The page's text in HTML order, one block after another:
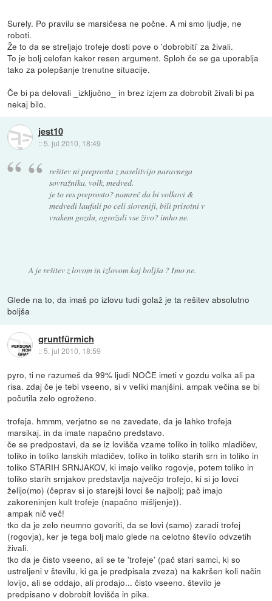
Surely. Po pravilu se marsičesa ne počne. A mi smo ljudje, ne
roboti.
Že to da se streljajo trofeje dosti pove o 'dobrobiti' za živali.
To je bolj celofan kakor resen argument. Sploh če se ga uporablja
tako za polepšanje trenutne situacije.
Če bi pa delovali _izključno_ in brez izjem za dobrobit živali bi pa
nekaj bilo.
jest10
:: 5. jul 2010, 18:49
rešitev ni preprosta z naselitvijo naravnega
sovražnika. volk, medved.
je to res preprosto? namreč da bi volkovi &
medvedi laufali po celi sloveniji, bili prisotni v
vsakem gozdu, ogrožali vse živo? imho ne.
A je rešitev z lovom in izlovom kaj boljša ? Imo ne.
Glede na to, da imaš po izlovu tudi golaž je ta rešitev absolutno
boljša
gruntfürmich
::5. jul 2010, 18:59
pyro, ti ne razumeš da 99% ljudi NOČE imeti v gozdu volka ali pa
risa. zdaj če je tebi vseeno, si v veliki manjšini. ampak večina se bi
počutila zelo ogroženo.
trofeja. hmmm, verjetno se ne zavedate, da je lahko trofeja
marsikaj. in da imate napačno predstavo.
če se predpostavi, da se iz lovišča vzame toliko in toliko mladičev,
toliko in toliko lanskih mladičev, toliko in toliko starih srn in toliko in
toliko STARIH SRNJAKOV, ki imajo veliko rogovje, potem toliko in
toliko starih srnjakov predstavlja največjo trofejo, ki si jo lovci
želijo(mo) (čeprav si jo starejši lovci še najbolj; pač imajo
zakoreninjen kult trofeje (napačno mišljenje)).
ampak nič več!
tko da je zelo neumno govoriti, da se lovi (samo) zaradi trofej
(rogovja), ker je tega bolj malo glede na celotno število odvzetih
živali.
tko da je čisto vseeno, ali se te 'trofeje' (pač stari samci, ki so
ustreljeni v številu, ki ga je predpisala zveza) na kakršen koli način
lovijo, ali se oddajo, ali prodajo... čisto vseeno. število je
predpisano v dobrobit lovišča in pika.